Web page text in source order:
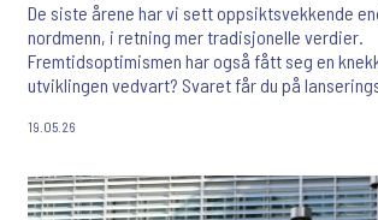
De siste årene har vi sett oppsiktsvekkende
nordmenn, i retning mer tradisjonelle verdier.
Fremtidsoptimismen har også fått seg en
utviklingen vedvart? Svaret får du på
19.05.26